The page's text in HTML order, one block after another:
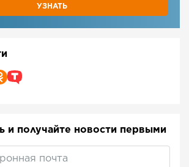
УЗНАТЬ
и получайте новости первыми